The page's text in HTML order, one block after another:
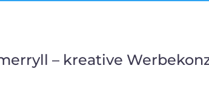
– kreative